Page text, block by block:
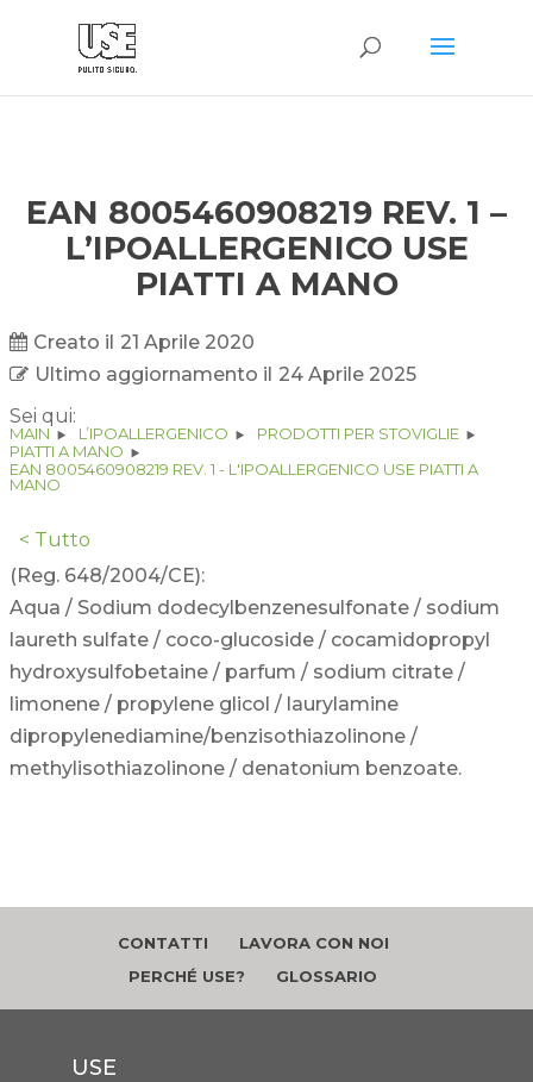
EAN 8005460908219 REV. 1 –
L’IPOALLERGENICO USE
PIATTI A MANO
Creato il 21 Aprile 2020
Ultimo aggiornamento il 24 Aprile 2025
Sei qui:
MAIN L’IPOALLERGENICO
PRODOTTI PER STOVIGLIE
PIATTI A MANO
EAN 8005460908219 REV. 1 - L'IPOALLERGENICO USE PIATTI A
MANO
< Tutto
(Reg. 648/2004/CE):
Aqua / Sodium dodecylbenzenesulfonate / sodium
laureth sulfate / coco-glucoside / cocamidopropyl
hydroxysulfobetaine / parfum / sodium citrate /
limonene / propylene glicol / laurylamine
dipropylenediamine/benzisothiazolinone /
methylisothiazolinone / denatonium benzoate.
CONTATTI
LAVORA CON NOI
PERCHÉ USE?
GLOSSARIO
USE